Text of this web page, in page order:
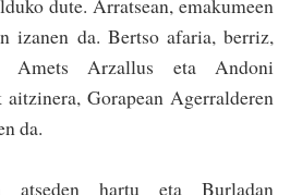
dute. Arratsean, emakumeen
izanen da. Bertso afaria, berriz,
Amets Arzallus eta Andoni
Gorapean Agerralderen
da.
atseden hartu eta Burladan